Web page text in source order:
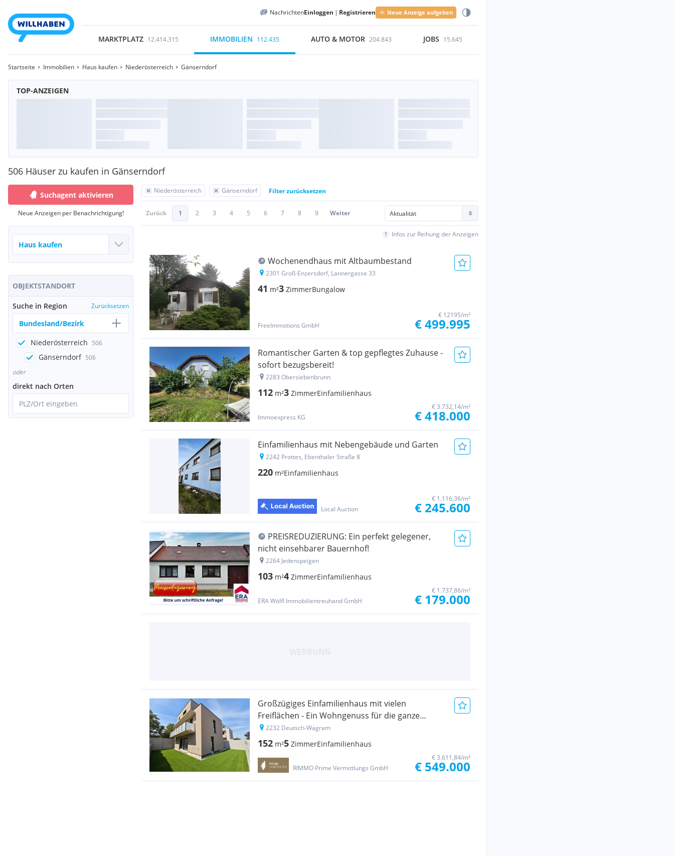
NachrichtenEinloggen | Registrieren Neue Anzeige aufgeben
MARKTPLATZ 12.414.315 IMMOBILIEN 112.435 AUTO & MOTOR 204.843 JOBS 15.645
Startseite Immobilien Haus kaufen Niederösterreich Gänserndorf
TOP-ANZEIGEN
506 Häuser zu kaufen in Gänserndorf
Suchagent aktivieren
Neue Anzeigen per Benachrichtigung!
OBJEKTSTANDORT
Suche in Region Zurücksetzen
Bundesland/Bezirk
Niederösterreich 506
Gänserndorf 506
oder
direkt nach Orten
PLZ/Ort eingeben
Niederösterreich Gänserndorf Filter zurücksetzen
Zurück 1 2 3 4 5 6 7 8 9 Weiter
Infos zur Reihung der Anzeigen
Wochenendhaus mit Altbaumbestand
2301 Groß-Enzersdorf, Lannergasse 33
41 m²3 ZimmerBungalow
FreeImmotions GmbH
€ 12195/m²
€ 499.995
Romantischer Garten & top gepflegtes Zuhause -
sofort bezugsbereit!
2283 Obersiebenbrunn
112 m²3 ZimmerEinfamilienhaus
Immoexpress KG
€ 3.732,14/m²
€ 418.000
Einfamilienhaus mit Nebengebäude und Garten
2242 Prottes, Ebenthaler Straße 8
220 m²Einfamilienhaus
Local Auction
€ 1.116,36/m²
€ 245.600
PREISREDUZIERUNG: Ein perfekt gelegener,
nicht einsehbarer Bauernhof!
2264 Jedenspeigen
103 m²4 ZimmerEinfamilienhaus
ERA Wölfl Immobilientreuhand GmbH
€ 1.737,86/m²
€ 179.000
Großzügiges Einfamilienhaus mit vielen
Freiflächen - Ein Wohngenuss für die ganze
Familie - 5 Zimmer - Ziegelmassiv - Pv-
Vorbereitung - uvm.
2232 Deutsch-Wagram
152 m²5 ZimmerEinfamilienhaus
RIMMO Prime Vermittlungs GmbH
€ 3.611,84/m²
€ 549.000